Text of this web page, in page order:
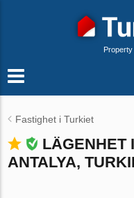
Fastighet i Turkiet
LÄGENHET
ANTALYA,